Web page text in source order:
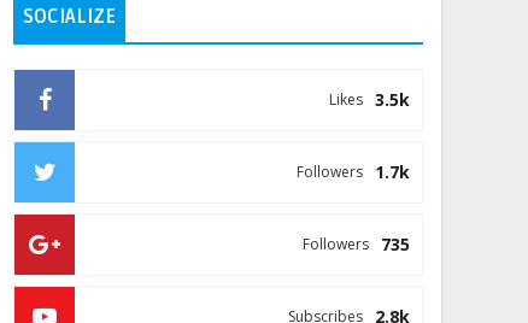
SOCIALIZE
3.5k
Likes
1.7k
Followers
735
Followers
2.8k
Subscribes